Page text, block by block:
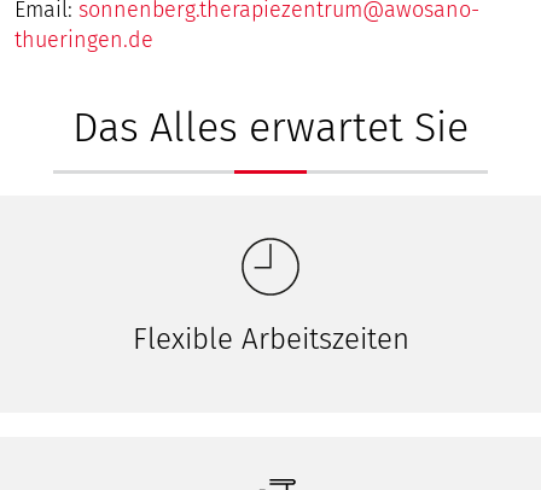
Email: sonnenberg.therapiezentrum@awosano-
thueringen.de
Das Alles erwartet Sie
Flexible Arbeitszeiten